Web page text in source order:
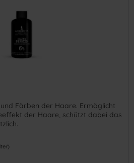
Färben der Haare. Ermöglicht
der Haare, schützt dabei das